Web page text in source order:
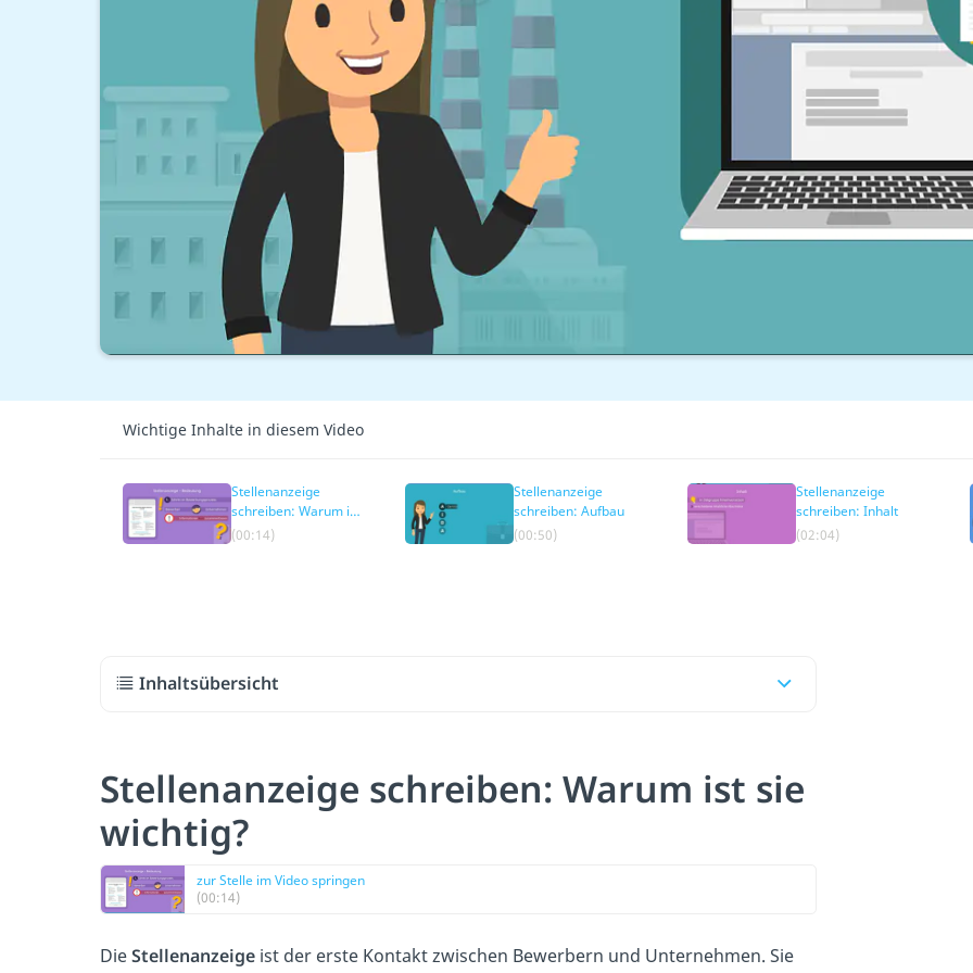
Wichtige Inhalte in diesem Video
Stellenanzeige
schreiben: Warum ist
sie wichtig?
(00:14)
Stellenanzeige
schreiben: Aufbau
(00:50)
Stellenanzeige
schreiben: Inhalt
(02:04)
Inhaltsübersicht
Stellenanzeige schreiben: Warum ist sie
wichtig?
zur Stelle im Video springen
(00:14)
DieStellenanzeige ist der erste Kontakt zwischen Bewerbern und Unternehmen. Sie